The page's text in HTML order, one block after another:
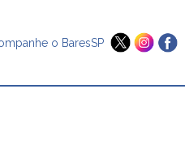
o BaresSP